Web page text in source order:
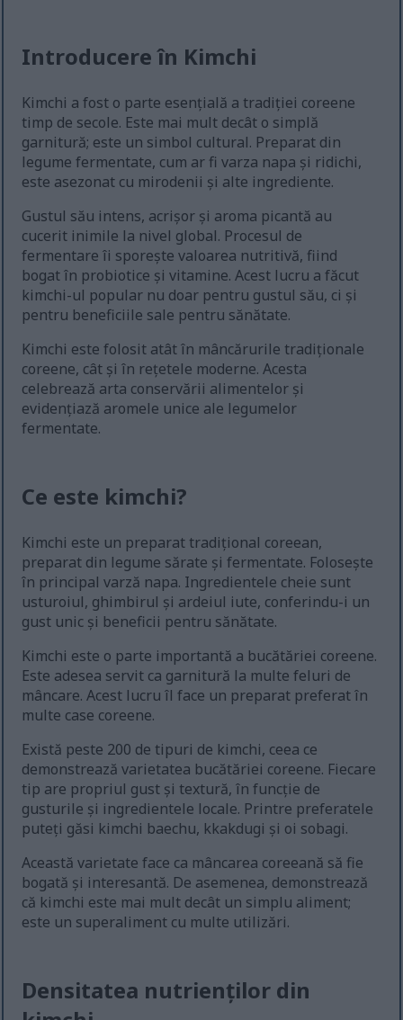
Introducere în Kimchi
Kimchi a fost o parte esențială a tradiției coreene
timp de secole. Este mai mult decât o simplă
garnitură; este un simbol cultural. Preparat din
legume fermentate, cum ar fi varza napa și ridichi,
este asezonat cu mirodenii și alte ingrediente.
Gustul său intens, acrișor și aroma picantă au
cucerit inimile la nivel global. Procesul de
fermentare îi sporește valoarea nutritivă, fiind
bogat în probiotice și vitamine. Acest lucru a făcut
kimchi-ul popular nu doar pentru gustul său, ci și
pentru beneficiile sale pentru sănătate.
Kimchi este folosit atât în mâncărurile tradiționale
coreene, cât și în rețetele moderne. Acesta
celebrează arta conservării alimentelor și
evidențiază aromele unice ale legumelor
fermentate.
Ce este kimchi?
Kimchi este un preparat tradițional coreean,
preparat din legume sărate și fermentate. Folosește
în principal varză napa. Ingredientele cheie sunt
usturoiul, ghimbirul și ardeiul iute, conferindu-i un
gust unic și beneficii pentru sănătate.
Kimchi este o parte importantă a bucătăriei coreene.
Este adesea servit ca garnitură la multe feluri de
mâncare. Acest lucru îl face un preparat preferat în
multe case coreene.
Există peste 200 de tipuri de kimchi, ceea ce
demonstrează varietatea bucătăriei coreene. Fiecare
tip are propriul gust și textură, în funcție de
gusturile și ingredientele locale. Printre preferatele
puteți găsi kimchi baechu, kkakdugi și oi sobagi.
Această varietate face ca mâncarea coreeană să fie
bogată și interesantă. De asemenea, demonstrează
că kimchi este mai mult decât un simplu aliment;
este un superaliment cu multe utilizări.
Densitatea nutrienților din